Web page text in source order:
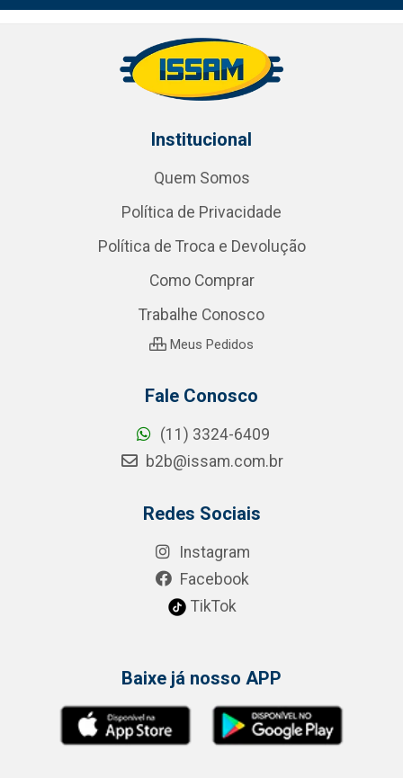
Institucional
Quem Somos
Política de Privacidade
Política de Troca e Devolução
Como Comprar
Trabalhe Conosco
Meus Pedidos
Fale Conosco
(11) 3324-6409
b2b@issam.com.br
Redes Sociais
Instagram
Facebook
TikTok
Baixe já nosso APP